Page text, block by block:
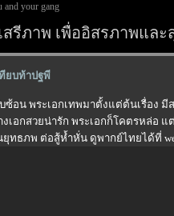
and your gang
สรีภาพ เพื่ออิสรภาพแล
ทียบท้าปฐพี
บซ้อน พระเอกเทพมาตั้งแต่ต้นเรื่อง
อกสวยน่ารัก พระเอกก็โคตรหล่อ แ
ยุทธภพ ต่อสู้ห้ำหั่น ดูพากย์ไทยได้ที่